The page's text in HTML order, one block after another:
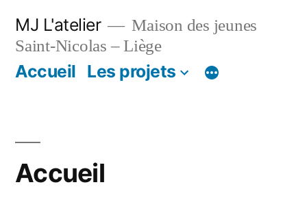
contenu
MJ L'atelier
Maison des jeunes
Saint-Nicolas – Liège
Accueil Les projets
Accueil